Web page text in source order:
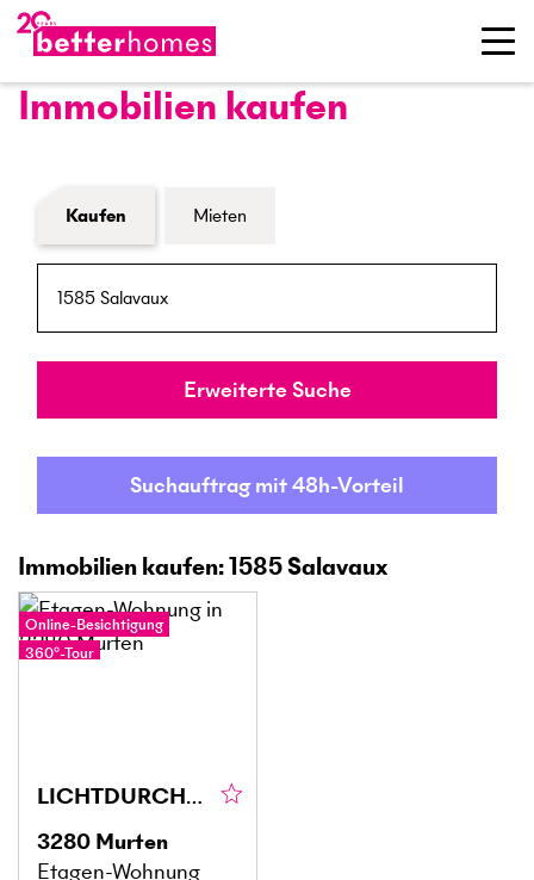
Immobilien kaufen
Formular Immobiliensuche
Kaufen Mieten
PLZ / Ort
Umkreis
Erweiterte Suche
Suchauftrag mit 48h-Vorteil
Immobilien kaufen: 1585 Salavaux
Online-Besichtigung
360°-Tour
LICHTDURCHFLUTET, GROSSZÜGIG UND RUHIG
3280 Murten
Etagen-Wohnung